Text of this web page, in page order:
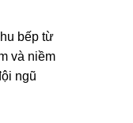
bếp từ
và niềm
ngũ